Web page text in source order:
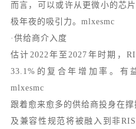
而言，可以或许从更微小的芯
极年夜的吸引力。mlxesmc
·供给商介入度
估计2022年至2027年时期，
33.1%的复合年增加率。有
mlxesmc
跟着愈来愈多的供给商投身在
及兼容性规范将被融入到非